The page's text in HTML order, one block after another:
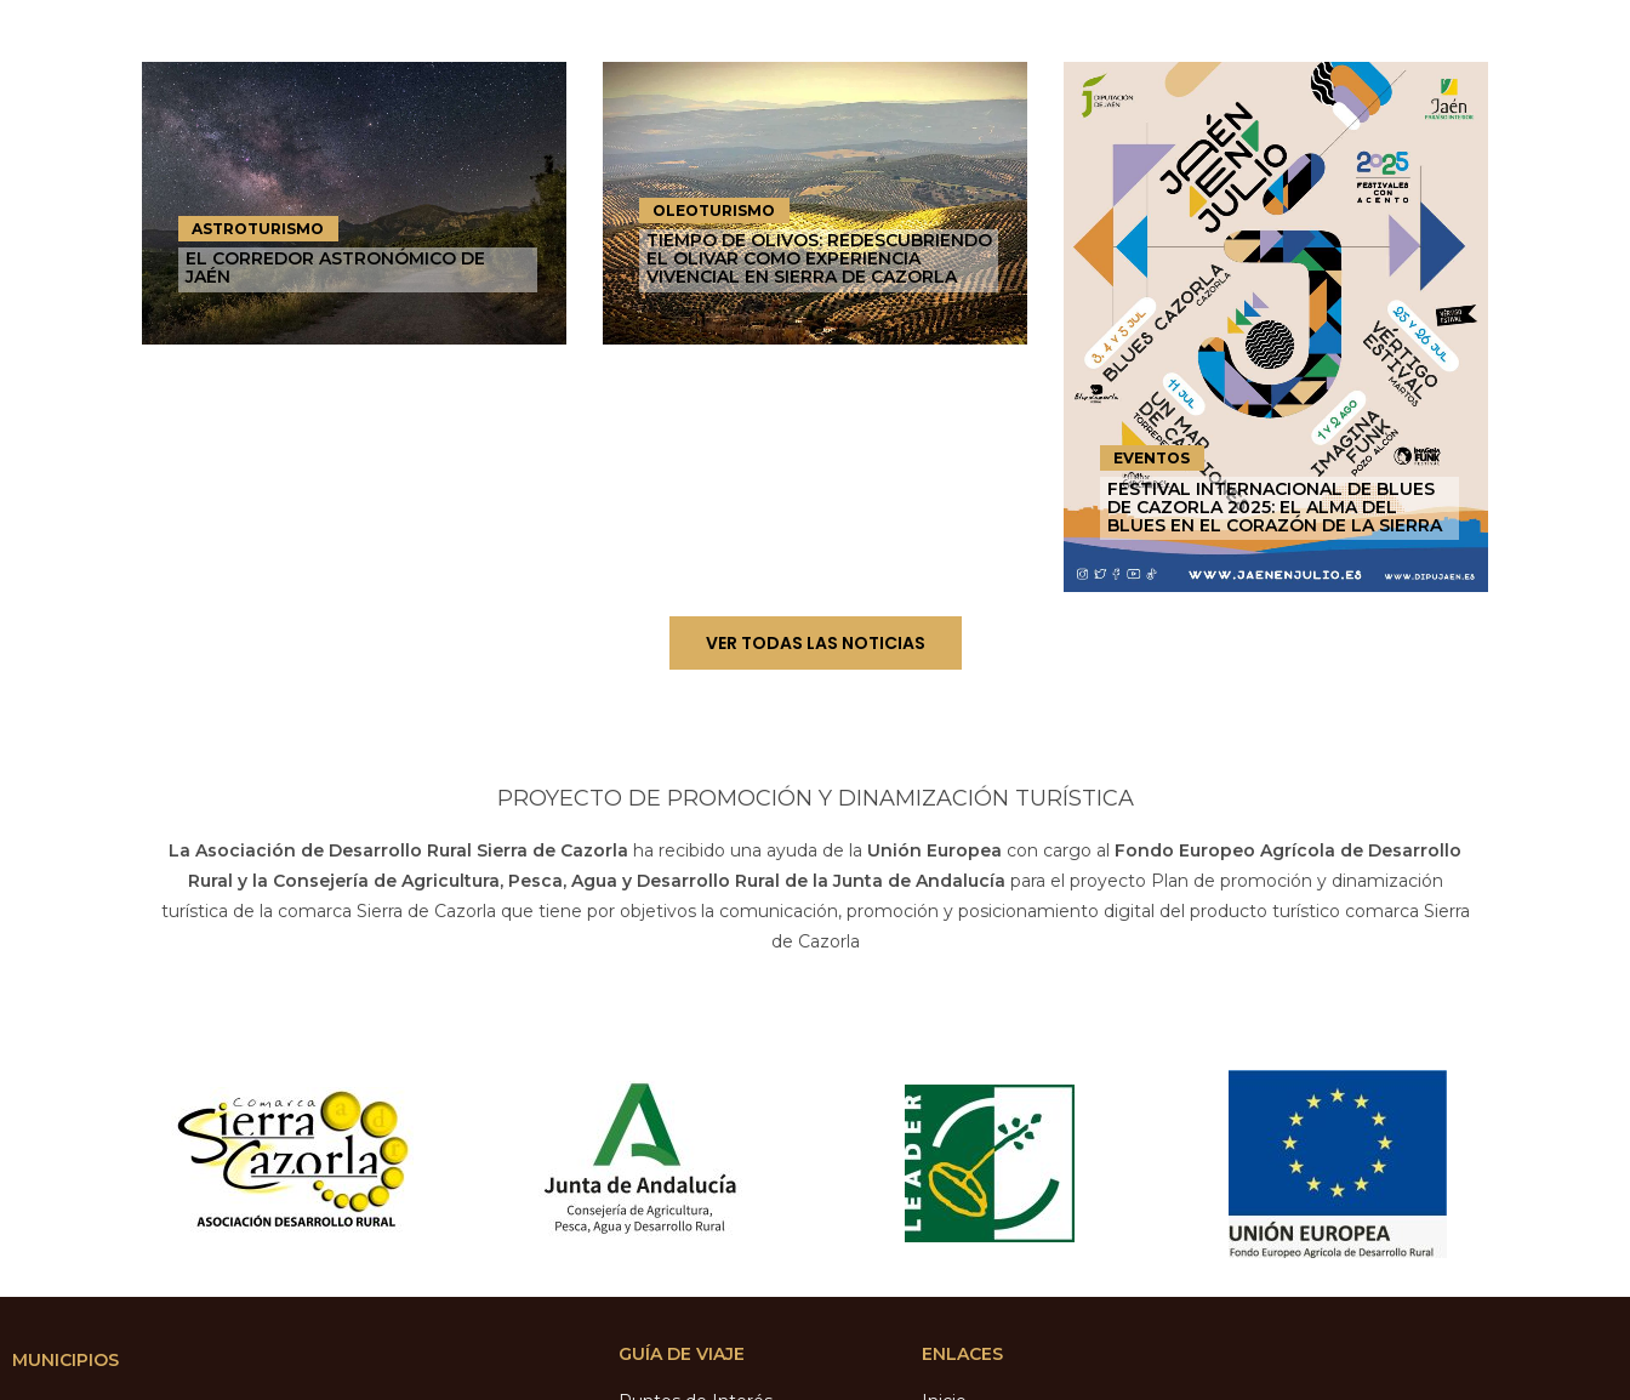
ASTROTURISMO
EL CORREDOR ASTRONÓMICO DE
JAÉN
OLEOTURISMO
TIEMPO DE OLIVOS: REDESCUBRIENDO
EL OLIVAR COMO EXPERIENCIA
VIVENCIAL EN SIERRA DE CAZORLA
EVENTOS
FESTIVAL INTERNACIONAL DE BLUES
DE CAZORLA 2025: EL ALMA DEL
BLUES EN EL CORAZÓN DE LA SIERRA
VER TODAS LAS NOTICIAS
PROYECTO DE PROMOCIÓN Y DINAMIZACIÓN TURÍSTICA
La Asociación de Desarrollo Rural Sierra de Cazorla ha recibido una ayuda de la Unión Europea con cargo al Fondo Europeo Agrícola de Desarrollo
Rural y la Consejería de Agricultura, Pesca, Agua y Desarrollo Rural de la Junta de Andalucía para el proyecto Plan de promoción y dinamización
turística de la comarca Sierra de Cazorla que tiene por objetivos la comunicación, promoción y posicionamiento digital del producto turístico comarca Sierra
de Cazorla
MUNICIPIOS GUÍA DE VIAJE ENLACES